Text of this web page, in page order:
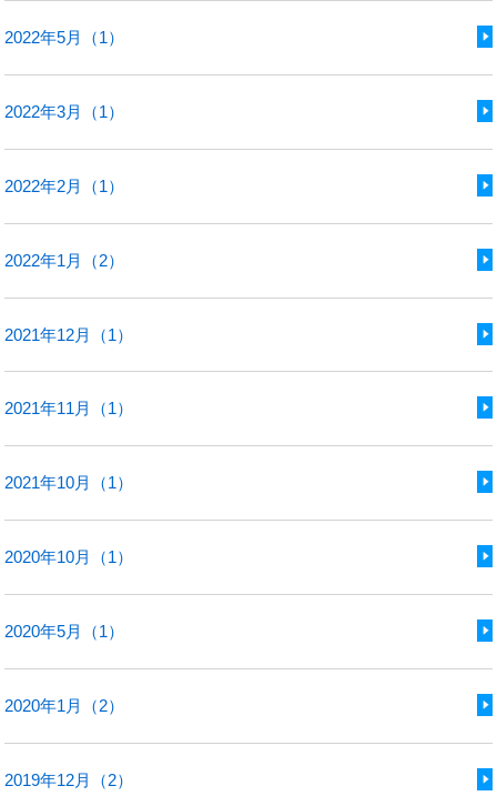
2022年5月（1）
2022年3月（1）
2022年2月（1）
2022年1月（2）
2021年12月（1）
2021年11月（1）
2021年10月（1）
2020年10月（1）
2020年5月（1）
2020年1月（2）
2019年12月（2）